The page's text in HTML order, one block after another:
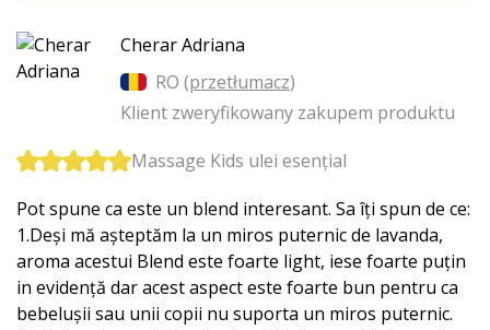
Cherar Adriana
RO (przetłumacz)
Klient zweryfikowany zakupem produktu
Massage Kids ulei esențial
Pot spune ca este un blend interesant. Sa îți spun de ce:
1.Deși mă așteptăm la un miros puternic de lavanda,
aroma acestui Blend este foarte light, iese foarte puțin
in evidență dar acest aspect este foarte bun pentru ca
bebelușii sau unii copii nu suporta un miros puternic.